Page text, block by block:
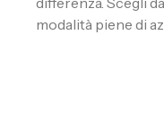
modalità piene di